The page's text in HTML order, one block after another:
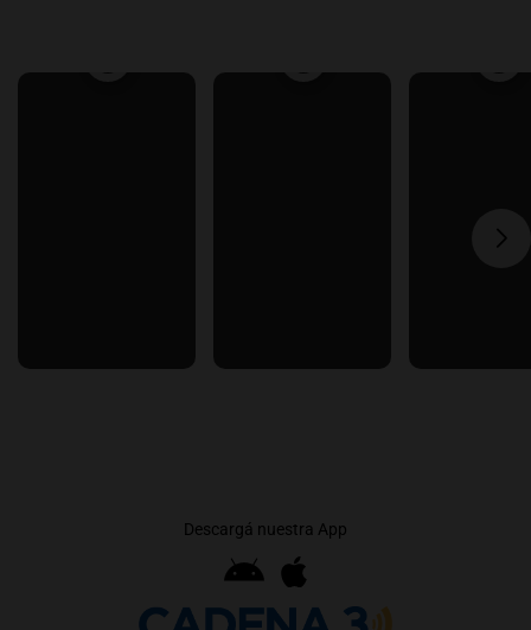
Descargá nuestra App